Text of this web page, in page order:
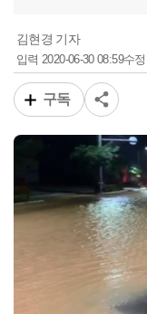
김현경 기자
입력2020-06-30 08:59수정
구독